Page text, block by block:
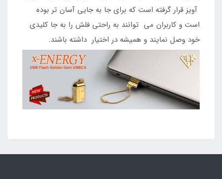
آویز قرار گرفته است که برای جا به جایی آسان تر بوده
است و کاربران می توانند به راحتی فلش را به جا کلیدی
خود وصل نمایند و همیشه در اختیار داشته باشند.